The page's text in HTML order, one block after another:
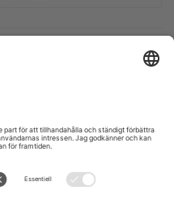
London, EC1V 1AW, United
Kingdom
Switzerland